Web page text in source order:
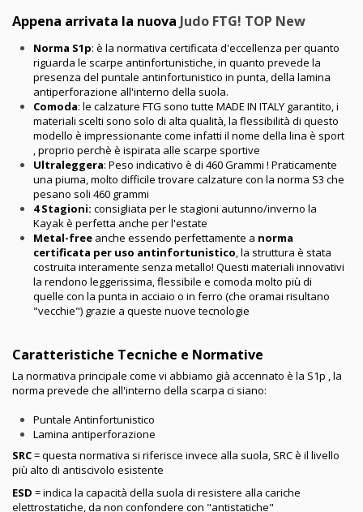
Appena arrivata la nuova Judo FTG! TOP New
Norma S1p: è la normativa certificata d'eccellenza per quanto
riguarda le scarpe antinfortunistiche, in quanto prevede la
presenza del puntale antinfortunistico in punta, della lamina
antiperforazione all'interno della suola.
Comoda: le calzature FTG sono tutte MADE IN ITALY garantito, i
materiali scelti sono solo di alta qualità, la flessibilità di questo
modello è impressionante come infatti il nome della lina è sport
, proprio perchè è ispirata alle scarpe sportive
Ultraleggera: Peso indicativo è di 460 Grammi ! Praticamente
una piuma, molto difficile trovare calzature con la norma S3 che
pesano soli 460 grammi
4 Stagioni: consigliata per le stagioni autunno/inverno la
Kayak è perfetta anche per l'estate
Metal-free anche essendo perfettamente a norma
certificata per uso antinfortunistico, la struttura è stata
costruita interamente senza metallo! Questi materiali innovativi
la rendono leggerissima, flessibile e comoda molto più di
quelle con la punta in acciaio o in ferro (che oramai risultano
"vecchie") grazie a queste nuove tecnologie
Caratteristiche Tecniche e Normative
La normativa principale come vi abbiamo già accennato è la S1p , la
norma prevede che all'interno della scarpa ci siano:
Puntale Antinfortunistico
Lamina antiperforazione
SRC= questa normativa si riferisce invece alla suola, SRC è il livello
più alto di antiscivolo esistente
ESD = indica la capacità della suola di resistere alla cariche
elettrostatiche, da non confondere con "antistatiche"